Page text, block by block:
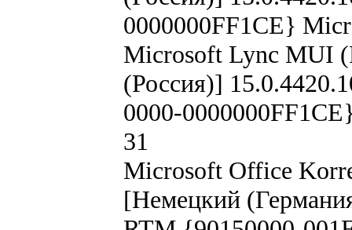
0000000FF1CE}
Microsoft Lync MUI
(Россия)]
0000-
31
Microsoft Office
[Немецкий